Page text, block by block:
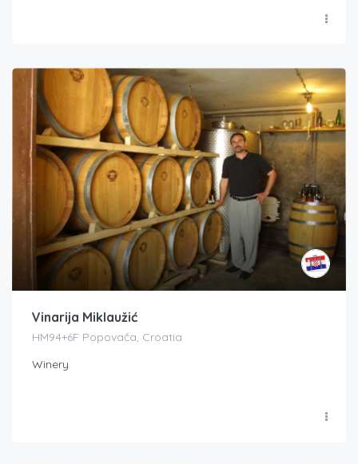
Vinarija Miklaužić
HM94+6F Popovača, Croatia
Winery